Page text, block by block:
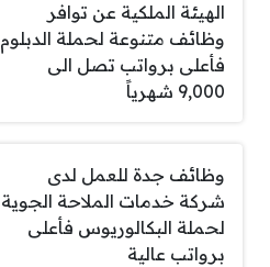
الهيئة الملكية عن توافر
وظائف متنوعة لحملة الدبلوم
فأعلى برواتب تصل الى
9,000 شهرياً
وظائف جدة للعمل لدى
شركة خدمات الملاحة الجوية
لحملة البكالوريوس فأعلى
برواتب عالية